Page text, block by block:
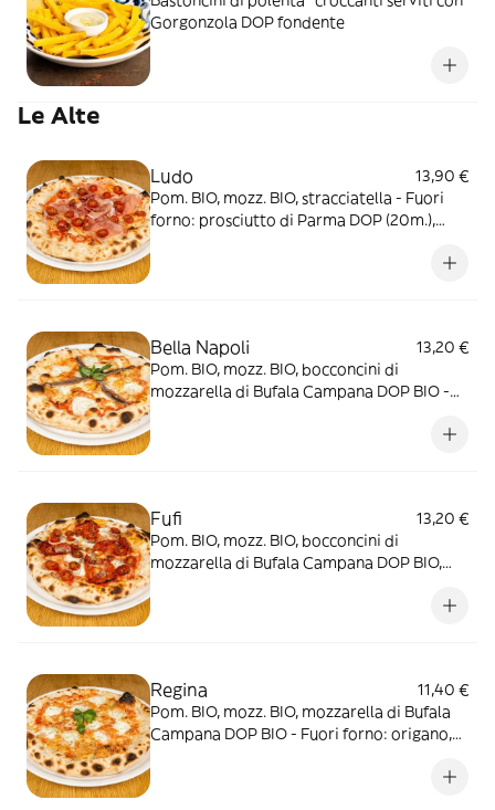
Gorgonzola DOP fondente
Le Alte
Ludo
13,90 €
Pom. BIO, mozz. BIO, stracciatella - Fuori
forno: prosciutto di Parma DOP (20m.),
Bella Napoli
13,20 €
Pom. BIO, mozz. BIO, bocconcini di
mozzarella di Bufala Campana DOP BIO -
Fufi
13,20 €
Pom. BIO, mozz. BIO, bocconcini di
mozzarella di Bufala Campana DOP BIO,
Regina
11,40 €
Pom. BIO, mozz. BIO, mozzarella di Bufala
Campana DOP BIO - Fuori forno: origano,